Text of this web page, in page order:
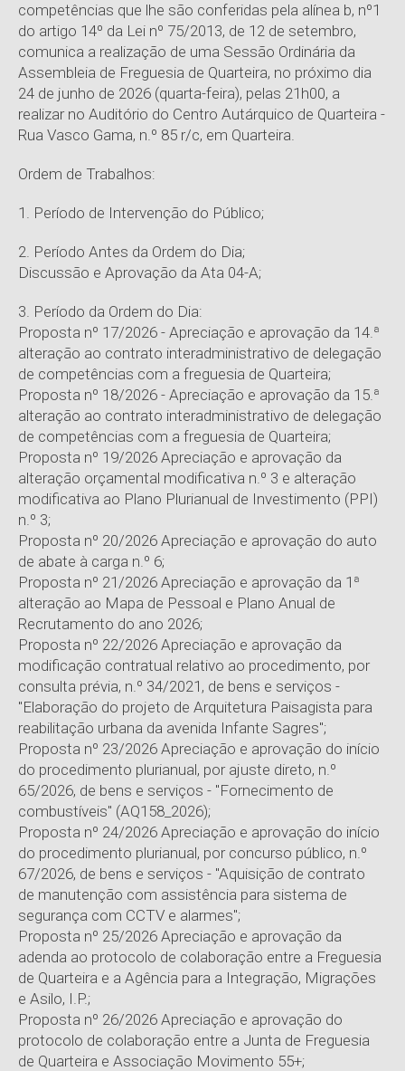
competências que lhe são conferidas pela alínea b, nº1
do artigo 14º da Lei nº 75/2013, de 12 de setembro,
comunica a realização de uma Sessão Ordinária da
Assembleia de Freguesia de Quarteira, no próximo dia
24 de junho de 2026 (quarta-feira), pelas 21h00, a
realizar no Auditório do Centro Autárquico de Quarteira -
Rua Vasco Gama, n.º 85 r/c, em Quarteira.
Ordem de Trabalhos:
1. Período de Intervenção do Público;
2. Período Antes da Ordem do Dia;
Discussão e Aprovação da Ata 04-A;
3. Período da Ordem do Dia:
Proposta nº 17/2026 - Apreciação e aprovação da 14.ª
alteração ao contrato interadministrativo de delegação
de competências com a freguesia de Quarteira;
Proposta nº 18/2026 - Apreciação e aprovação da 15.ª
alteração ao contrato interadministrativo de delegação
de competências com a freguesia de Quarteira;
Proposta nº 19/2026 Apreciação e aprovação da
alteração orçamental modificativa n.º 3 e alteração
modificativa ao Plano Plurianual de Investimento (PPI)
n.º 3;
Proposta nº 20/2026 Apreciação e aprovação do auto
de abate à carga n.º 6;
Proposta nº 21/2026 Apreciação e aprovação da 1ª
alteração ao Mapa de Pessoal e Plano Anual de
Recrutamento do ano 2026;
Proposta nº 22/2026 Apreciação e aprovação da
modificação contratual relativo ao procedimento, por
consulta prévia, n.º 34/2021, de bens e serviços -
"Elaboração do projeto de Arquitetura Paisagista para
reabilitação urbana da avenida Infante Sagres";
Proposta nº 23/2026 Apreciação e aprovação do início
do procedimento plurianual, por ajuste direto, n.º
65/2026, de bens e serviços - "Fornecimento de
combustíveis" (AQ158_2026);
Proposta nº 24/2026 Apreciação e aprovação do início
do procedimento plurianual, por concurso público, n.º
67/2026, de bens e serviços - "Aquisição de contrato
de manutenção com assistência para sistema de
segurança com CCTV e alarmes";
Proposta nº 25/2026 Apreciação e aprovação da
adenda ao protocolo de colaboração entre a Freguesia
de Quarteira e a Agência para a Integração, Migrações
e Asilo, I.P.;
Proposta nº 26/2026 Apreciação e aprovação do
protocolo de colaboração entre a Junta de Freguesia
de Quarteira e Associação Movimento 55+;